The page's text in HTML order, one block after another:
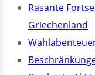
Rasante
Griechenland